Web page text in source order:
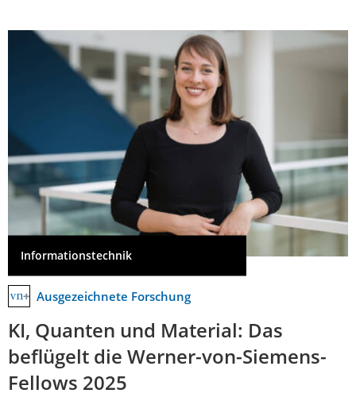
Informationstechnik
Ausgezeichnete Forschung
KI, Quanten und Material: Das
beflügelt die Werner-von-Siemens-
Fellows 2025